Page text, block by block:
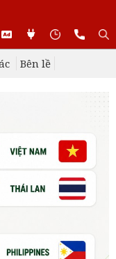
Bên lề